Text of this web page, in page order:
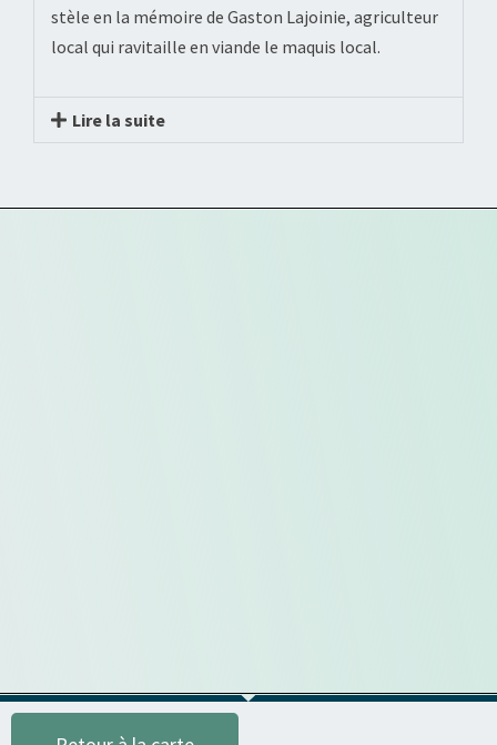
stèle en la mémoire de Gaston Lajoinie, agriculteur
local qui ravitaille en viande le maquis local.
Lire la suite